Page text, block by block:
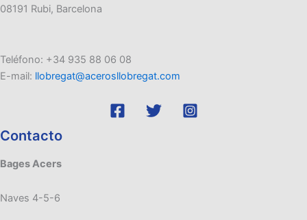
08191 Rubi, Barcelona
Teléfono: +34 935 88 06 08
E-mail: llobregat@acerosllobregat.com
Contacto
Bages Acers
Naves 4-5-6